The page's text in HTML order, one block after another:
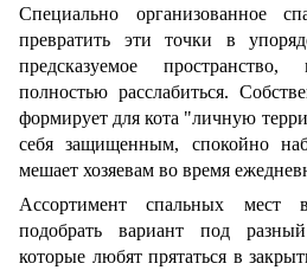
Специально организованное
превратить эти точки в
предсказуемое
полностью расслабиться.
формирует для кота "личную
себя защищенным, спокойно
мешает хозяевам во время
Ассортимент спальных мест
подобрать вариант под
которые любят прятаться в